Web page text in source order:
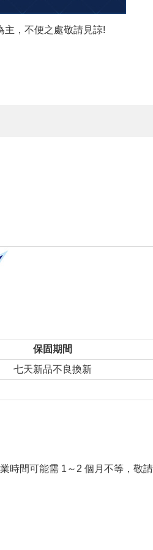
，不便之處敬請見諒!
保固期間
七天新品不良換新
時間可能需 1～2 個月不等，敬請